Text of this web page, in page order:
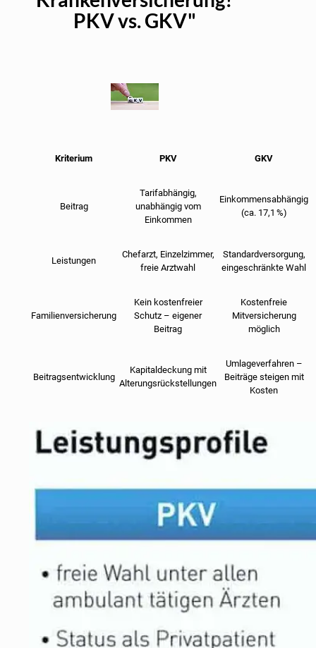
PKV vs. GKV"
Kriterium PKV GKV
Beitrag
Tarifabhängig,
unabhängig vom
Einkommen
Einkommensabhängig
(ca. 17,1 %)
Leistungen
Chefarzt, Einzelzimmer,
freie Arztwahl
Standardversorgung,
eingeschränkte Wahl
Familienversicherung
Kein kostenfreier
Schutz – eigener
Beitrag
Kostenfreie
Mitversicherung
möglich
Beitragsentwicklung
Kapitaldeckung mit
Alterungsrückstellungen
Umlageverfahren –
Beiträge steigen mit
Kosten